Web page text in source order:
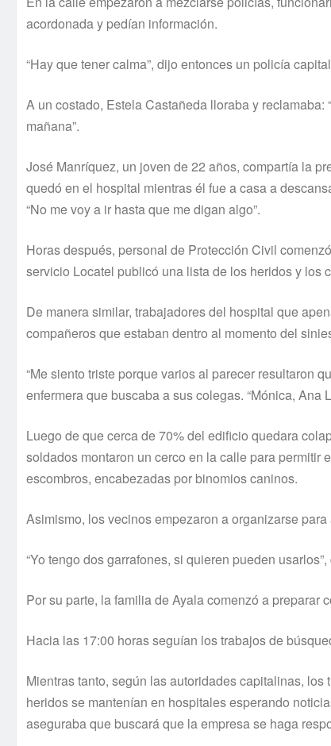
acordonada y pedí­an información.
“Hay que tener calma”, dijo entonces un policí­a
A un costado, Estela Castañeda lloraba y
mañana”.
José Manrí­quez, un joven de 22 años, compartí­a la
quedó en el hospital mientras él fue a casa a
“No me voy a ir hasta que me digan algo”.
Horas después, personal de Protección Civil
servicio Locatel publicó una lista de los heridos y los
De manera similar, trabajadores del hospital que
compañeros que estaban dentro al momento del
“Me siento triste porque varios al parecer resultaron
enfermera que buscaba a sus colegas. “Mónica,
Luego de que cerca de 70% del edificio quedara
soldados montaron un cerco en la calle para permitir
escombros, encabezadas por binomios caninos.
Asimismo, los vecinos empezaron a organizarse
“Yo tengo dos garrafones, si quieren pueden
Por su parte, la familia de Ayala comenzó a preparar
Hacia las 17:00 horas seguí­an los trabajos de
Mientras tanto, según las autoridades capitalinas,
heridos se mantení­an en hospitales esperando
aseguraba que buscará que la empresa se haga